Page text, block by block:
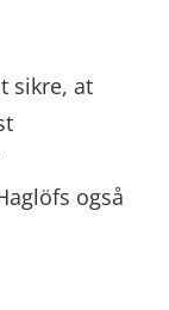
sikre, at
også